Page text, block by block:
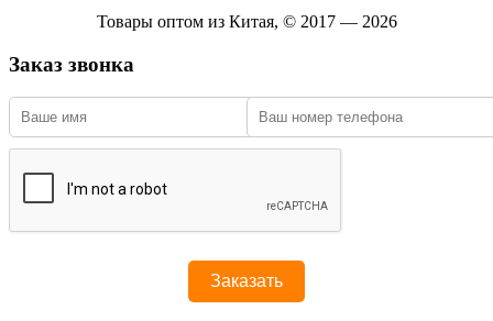
Товары оптом из Китая, © 2017 — 2026
Заказ звонка